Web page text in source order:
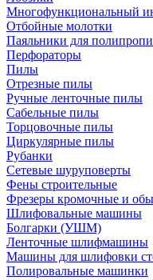
Многофункциональный
Отбойные молотки
Паяльники для
Перфораторы
Пилы
Отрезные пилы
Ручные ленточные пилы
Сабельные пилы
Торцовочные пилы
Циркулярные пилы
Рубанки
Сетевые шуруповерты
Фены строительные
Фрезеры кромочные и
Шлифовальные машины
Болгарки (УШМ)
Ленточные шлифмашины
Машины для шлифовки
Полировальные машинки